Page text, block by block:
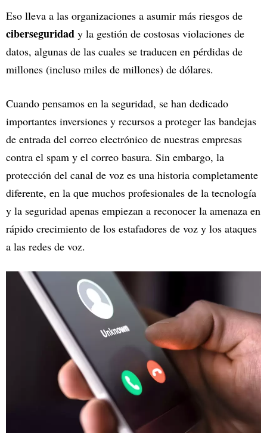
Eso lleva a las organizaciones a asumir más riesgos de
ciberseguridad y la gestión de costosas violaciones de
datos, algunas de las cuales se traducen en pérdidas de
millones (incluso miles de millones) de dólares.
Cuando pensamos en la seguridad, se han dedicado
importantes inversiones y recursos a proteger las bandejas
de entrada del correo electrónico de nuestras empresas
contra el spam y el correo basura. Sin embargo, la
protección del canal de voz es una historia completamente
diferente, en la que muchos profesionales de la tecnología
y la seguridad apenas empiezan a reconocer la amenaza en
rápido crecimiento de los estafadores de voz y los ataques
a las redes de voz.